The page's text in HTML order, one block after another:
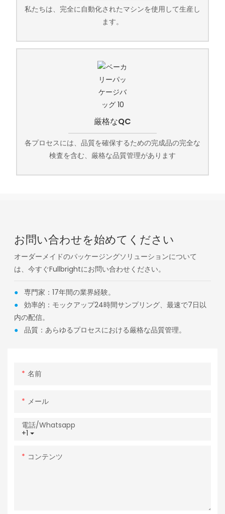
私たちは、完全に自動化されたマシンを使用して生産し
ます。
厳格なQC
各プロセスには、品質を確保するための完成品の完全な
検査を含む、厳格な品質管理があります
お問い合わせを始めてください
オーダーメイドのパッケージングソリューションについて
は、今すぐFullbrightにお問い合わせください。
● 専門家：17年間の業界経験。
● 効率的：モックアップ24時間サンプリング、最速で7日以
内の配信。
● 品質：あらゆるプロセスにおける厳格な品質管理。
名前
メール
+1
電話/whatsapp
コンテンツ